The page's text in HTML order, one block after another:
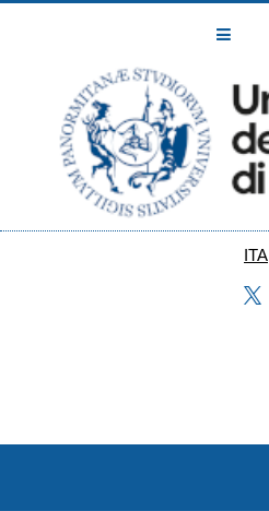
Toggle
ITA